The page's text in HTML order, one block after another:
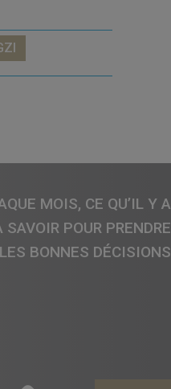
MOIS, CE QU’IL Y A
SAVOIR POUR PRENDRE
LES BONNES DÉCISIONS